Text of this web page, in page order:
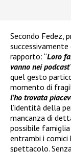
Secondo Fedez,
rapporto: “Loro
vanno nei podcast
quel gesto
momento di
l’ho trovata
l’identità della
mancanza di
possibile famiglia
entrambi i
spettacolo.